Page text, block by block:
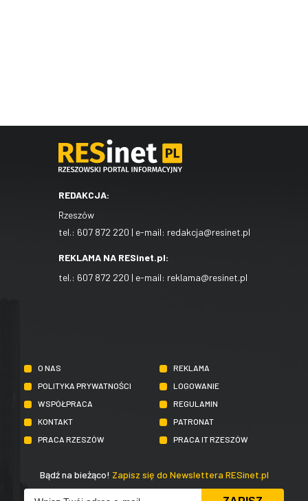
REDAKCJA:
Rzeszów
tel.: 607 872 220 | e-mail: redakcja@resinet.pl
REKLAMA NA RESinet.pl:
tel.: 607 872 220 | e-mail: reklama@resinet.pl
O NAS
REKLAMA
POLITYKA PRYWATNOŚCI
LOGOWANIE
WSPÓŁPRACA
REGULAMIN
KONTAKT
PATRONAT
PRACA RZESZÓW
PRACA IT RZESZÓW
Bądź na bieżąco! Zapisz się do Newslettera RESinet.pl